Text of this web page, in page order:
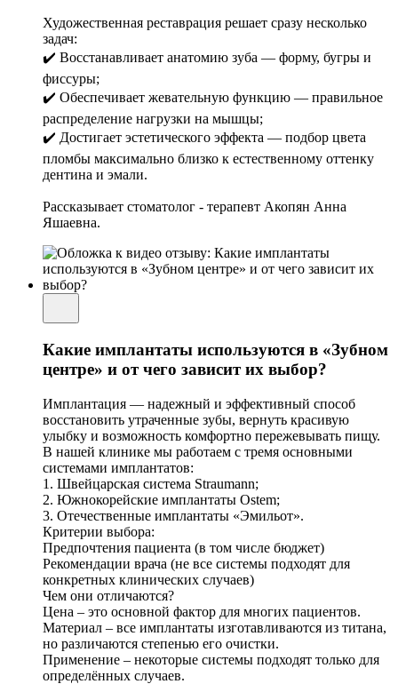
Художественная реставрация решает сразу несколько
задач:
✔️ Восстанавливает анатомию зуба — форму, бугры и
фиссуры;
✔️ Обеспечивает жевательную функцию — правильное
распределение нагрузки на мышцы;
✔️ Достигает эстетического эффекта — подбор цвета
пломбы максимально близко к естественному оттенку
дентина и эмали.
Рассказывает стоматолог - терапевт Акопян Анна
Яшаевна.
Какие имплантаты используются в «Зубном
центре» и от чего зависит их выбор?
Имплантация — надежный и эффективный способ
восстановить утраченные зубы, вернуть красивую
улыбку и возможность комфортно пережевывать пищу.
В нашей клинике мы работаем с тремя основными
системами имплантатов:
1. Швейцарская система Straumann;
2. Южнокорейские имплантаты Ostem;
3. Отечественные имплантаты «Эмильот».
Критерии выбора:
Предпочтения пациента (в том числе бюджет)
Рекомендации врача (не все системы подходят для
конкретных клинических случаев)
Чем они отличаются?
Цена – это основной фактор для многих пациентов.
Материал – все имплантаты изготавливаются из титана,
но различаются степенью его очистки.
Применение – некоторые системы подходят только для
определённых случаев.